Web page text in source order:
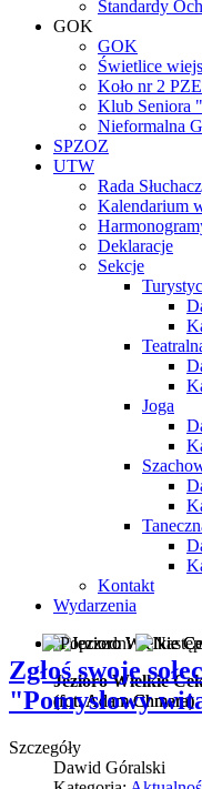
Standardy
GOK
GOK
Świetlice
Koło nr 2
Klub Seniora
Nieformalna
SPZOZ
UTW
Rada
Kalendarium
Deklaracje
Sekcje
Joga
Kontakt
Wydarzenia
Jezioro Wielkie
(fot. Adam Chmara)
(fot. Adam Chmara)
Zgłoś swoje
"Pomysłowy
Szczegóły
Dawid Góralski